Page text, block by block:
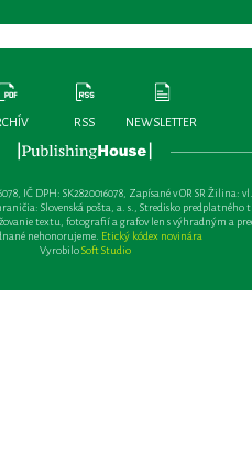
RSS NEWSLETTER
IČ DPH: SK2820016078, Zapísané v OR SR Žilina:
Slovenská pošta, a. s., Stredisko predplatného
textu, fotografií a grafov len s výhradným a
nehonorujeme. Etický kódex novinára
VyrobiloSoft Studio